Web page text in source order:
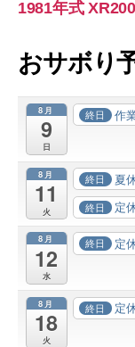
1981年式
おサボり
8月
9
日
終日 作
8月
11
火
終日 夏
終日 定
8月
12
水
終日 定
8月
18
火
終日 定